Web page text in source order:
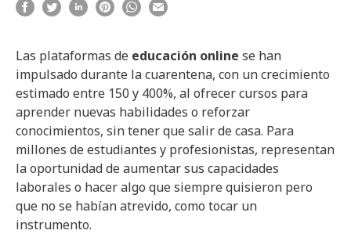
Las plataformas de educación online se han
impulsado durante la cuarentena, con un crecimiento
estimado entre 150 y 400%, al ofrecer cursos para
aprender nuevas habilidades o reforzar
conocimientos, sin tener que salir de casa. Para
millones de estudiantes y profesionistas, representan
la oportunidad de aumentar sus capacidades
laborales o hacer algo que siempre quisieron pero
que no se habían atrevido, como tocar un
instrumento.